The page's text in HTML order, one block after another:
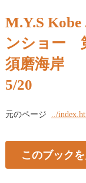
M.Y.S
ンショー
須磨海岸
5/20
元のページ ../
このブック